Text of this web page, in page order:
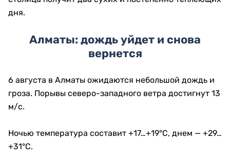
дня.
Алматы: дождь уйдет и снова
вернется
6 августа в Алматы ожидаются небольшой дождь и
гроза. Порывы северо-западного ветра достигнут 13
м/с.
Ночью температура составит +17…+19°C, днем — +29…
+31°C.